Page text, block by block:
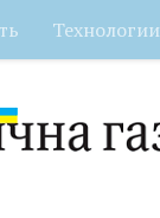
Технологии